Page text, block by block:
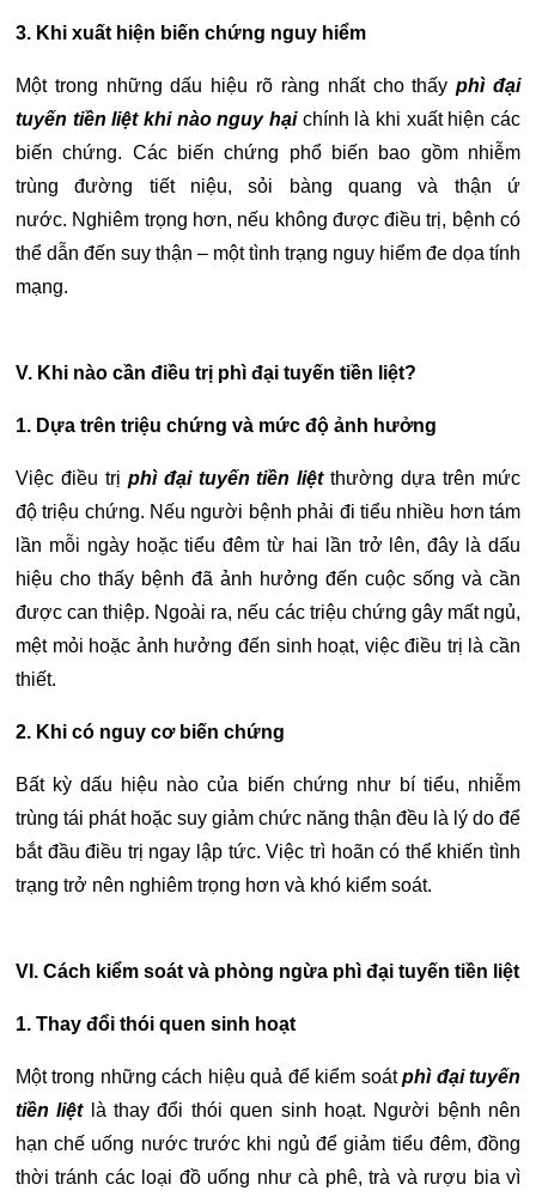
3. Khi xuất hiện biến chứng nguy hiểm
Một trong những dấu hiệu rõ ràng nhất cho thấyphì đại
tuyến tiền liệt khi nào nguy hạichính là khi xuất hiện các
biến chứng. Các biến chứng phổ biến bao gồm nhiễm
trùng đường tiết niệu, sỏi bàng quang và thận ứ
nước. Nghiêm trọng hơn, nếu không được điều trị, bệnh có
thể dẫn đến suy thận – một tình trạng nguy hiểm đe dọa tính
mạng.
V. Khi nào cần điều trị phì đại tuyến tiền liệt?
1. Dựa trên triệu chứng và mức độ ảnh hưởng
Việc điều trị phì đại tuyến tiền liệtthường dựa trên mức
độ triệu chứng. Nếu người bệnh phải đi tiểu nhiều hơn tám
lần mỗi ngày hoặc tiểu đêm từ hai lần trở lên, đây là dấu
hiệu cho thấy bệnh đã ảnh hưởng đến cuộc sống và cần
được can thiệp. Ngoài ra, nếu các triệu chứng gây mất ngủ,
mệt mỏi hoặc ảnh hưởng đến sinh hoạt, việc điều trị là cần
thiết.
2. Khi có nguy cơ biến chứng
Bất kỳ dấu hiệu nào của biến chứng như bí tiểu, nhiễm
trùng tái phát hoặc suy giảm chức năng thận đều là lý do để
bắt đầu điều trị ngay lập tức. Việc trì hoãn có thể khiến tình
trạng trở nên nghiêm trọng hơn và khó kiểm soát.
VI. Cách kiểm soát và phòng ngừa phì đại tuyến tiền liệt
1. Thay đổi thói quen sinh hoạt
Một trong những cách hiệu quả để kiểm soátphì đại tuyến
tiền liệtlà thay đổi thói quen sinh hoạt. Người bệnh nên
hạn chế uống nước trước khi ngủ để giảm tiểu đêm, đồng
thời tránh các loại đồ uống như cà phê, trà và rượu bia vì